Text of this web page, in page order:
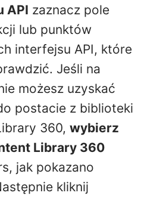
API zaznacz pole
lub punktów
interfejsu API, które
Jeśli na
możesz uzyskać
postacie z biblioteki
360, wybierz
Library 360
jak pokazano
kliknij